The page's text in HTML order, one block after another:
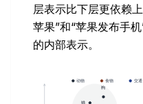
层表示比下层更依赖
苹果”和“苹果发布手
的内部表示。